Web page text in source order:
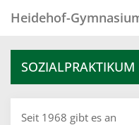
Heidehof-
SOZIALPRAKTIKUM
Seit 1968 gibt es an